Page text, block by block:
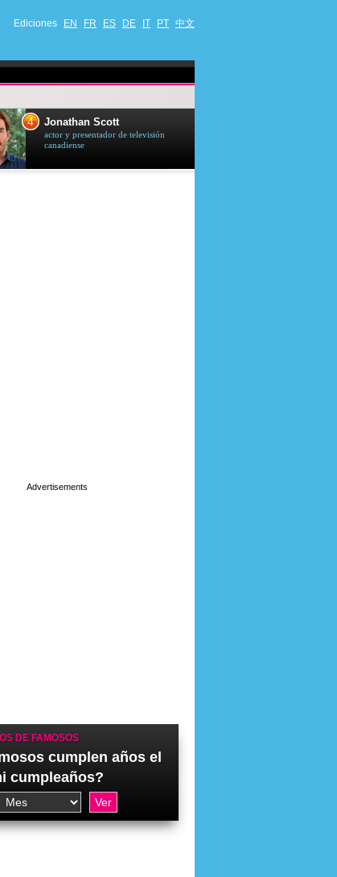
Ediciones EN FR ES DE IT PT 中文
4 Jonathan Scott
actor y presentador de televisión
canadiense
DE FAMOSOS
cumplen años el
cumpleaños?